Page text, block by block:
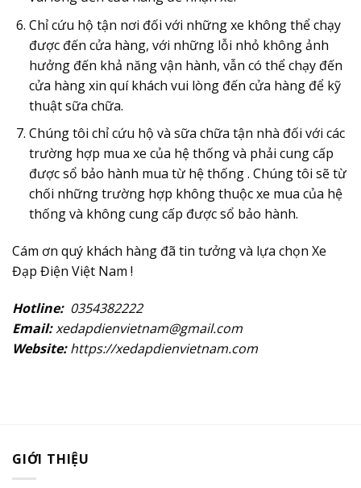
Chỉ cứu hộ tận nơi đối với những xe không thể chạy
được đến cửa hàng, với những lỗi nhỏ không ảnh
hưởng đến khả năng vận hành, vẫn có thể chạy đến
cửa hàng xin quí khách vui lòng đến cửa hàng để kỹ
thuật sữa chữa.
Chúng tôi chỉ cứu hộ và sữa chữa tận nhà đối với các
trường hợp mua xe của hệ thống và phải cung cấp
được sổ bảo hành mua từ hệ thống . Chúng tôi sẽ từ
chối những trường hợp không thuộc xe mua của hệ
thống và không cung cấp được sổ bảo hành.
Cám ơn quý khách hàng đã tin tưởng và lựa chọn Xe
Đạp Điện Việt Nam !
Hotline: 0354382222
Email:xedapdienvietnam@gmail.com
Website:https://xedapdienvietnam.com
GIỚI THIỆU